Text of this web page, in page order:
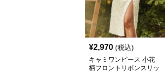
¥2,970 (税込)
キャミワンピース 小花
柄フロントリボンスリッ